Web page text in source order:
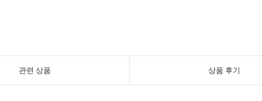
관련 상품 상품 후기